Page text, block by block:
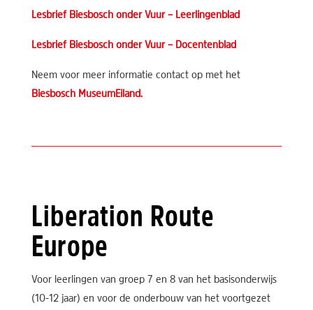
Lesbrief Biesbosch onder Vuur – Leerlingenblad
Lesbrief Biesbosch onder Vuur – Docentenblad
Neem voor meer informatie contact op met het
Biesbosch MuseumEiland.
Liberation Route
Europe
Voor leerlingen van groep 7 en 8 van het basisonderwijs
(10-12 jaar) en voor de onderbouw van het voortgezet